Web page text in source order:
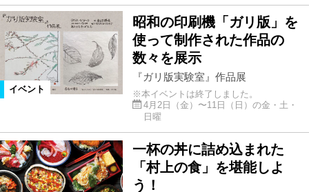
イベント
昭和の印刷機「ガリ版」を
使って制作された作品の
数々を展示
『ガリ版実験室』作品展
※本イベントは終了しました。
4月2日（金）〜11日（日）の金・土・
日曜
一杯の丼に詰め込まれた
「村上の食」を堪能しよ
う！